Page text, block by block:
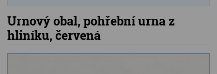
Grilovací, pečící kameny
Lávové grilovací kameny
Kamenné truhlíky
Urnový obal, pohřební urna z
hliníku, červená